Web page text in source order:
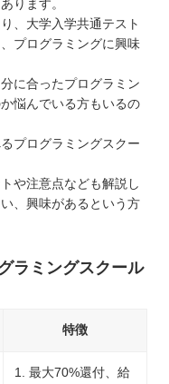
ります。
、大学入学共通テスト
プログラミングに興味
に合ったプログラミン
悩んでいる方もいるの
プログラミングスクー
や注意点なども解説し
、興味があるという方
ラミングスクール
特徴
1. 最大70%還付、給